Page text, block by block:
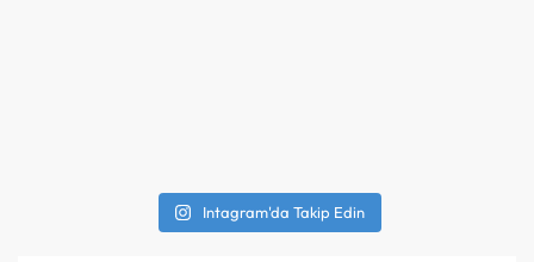
Intagram'da Takip Edin